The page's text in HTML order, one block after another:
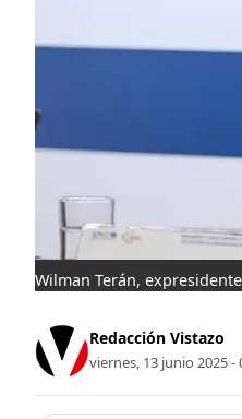
Wilman Terán,
Redacción Vistazo
viernes, 13 junio 2025 -